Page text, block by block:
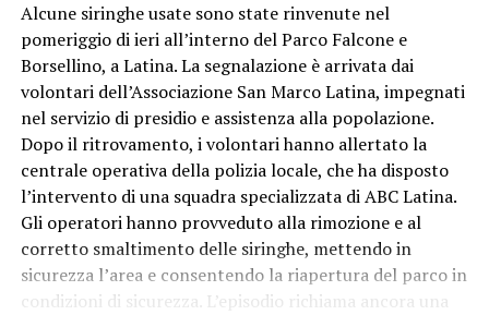
Alcune siringhe usate sono state rinvenute nel
pomeriggio di ieri all’interno del Parco Falcone e
Borsellino, a Latina. La segnalazione è arrivata dai
volontari dell’Associazione San Marco Latina, impegnati
nel servizio di presidio e assistenza alla popolazione.
Dopo il ritrovamento, i volontari hanno allertato la
centrale operativa della polizia locale, che ha disposto
l’intervento di una squadra specializzata di ABC Latina.
Gli operatori hanno provveduto alla rimozione e al
corretto smaltimento delle siringhe, mettendo in
sicurezza l’area e consentendo la riapertura del parco in
condizioni di sicurezza. L’episodio richiama ancora una